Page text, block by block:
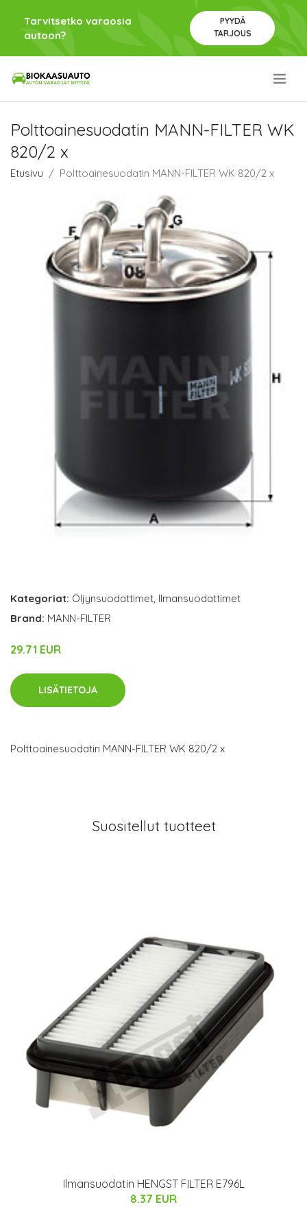
Tarvitsetko varaosia
autoon?
PYYDÄ
TARJOUS
Polttoainesuodatin MANN-FILTER WK
820/2 x
Etusivu Polttoainesuodatin MANN-FILTER WK 820/2 x
Kategoriat: Öljynsuodattimet, Ilmansuodattimet
Brand: MANN-FILTER
29.71 EUR
LISÄTIETOJA
Polttoainesuodatin MANN-FILTER WK 820/2 x
Suositellut tuotteet
Ilmansuodatin HENGST FILTER E796L
8.37 EUR